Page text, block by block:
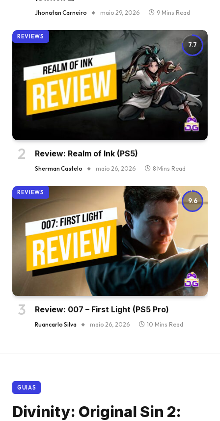
Jhonatan Carneiro maio 29, 2026 9 Mins Read
7.7
REVIEWS
Review: Realm of Ink (PS5)
Sherman Castelo maio 26, 2026 8 Mins Read
9.6
REVIEWS
Review: 007 – First Light (PS5 Pro)
Ruancarlo Silva maio 26, 2026 10 Mins Read
GUIAS
Divinity: Original Sin 2: